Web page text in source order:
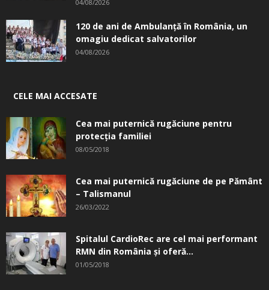
04/08/2026
120 de ani de Ambulanță în România, un
omagiu dedicat salvatorilor
04/08/2026
CELE MAI ACCESATE
Cea mai puternică rugăciune pentru
protecția familiei
08/05/2018
Cea mai puternică rugăciune de pe Pământ
– Talismanul
26/03/2022
Spitalul CardioRec are cel mai performant
RMN din România și oferă...
01/05/2018